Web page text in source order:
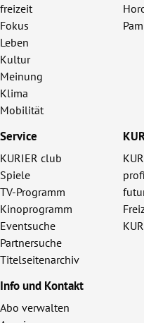
freizeit
Fokus
Leben
Kultur
Meinung
Klima
Mobilität
Service
KURIER club
Spiele
TV-Programm
Kinoprogramm
Eventsuche
Partnersuche
Titelseitenarchiv
Info und Kontakt
Abo verwalten